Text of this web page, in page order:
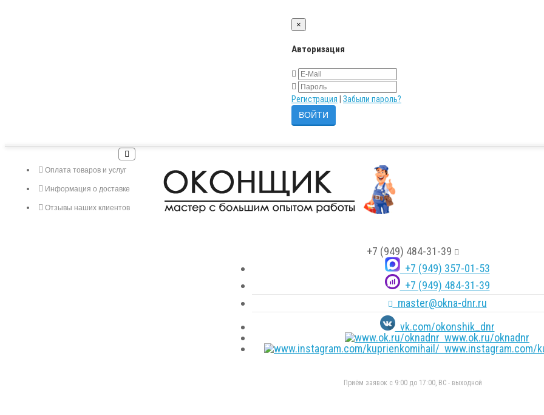
×
Авторизация
Регистрация Забыли пароль?
Оплата товаров и услуг
Информация о доставке
Отзывы наших клиентов
+7 (949) 484-31-39
+7 (949) 357-01-53
+7 (949) 484-31-39
master@okna-dnr.ru
vk.com/okonshik_dnr
www.ok.ru/oknadnr
www.instagram.com/
Приём заявок с 9:00 до 17:00, ВС - выходной